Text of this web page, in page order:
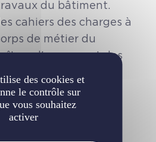
du bâtiment.
cahiers des charges à
de métier du
d'oeuvres et des
des cookies et
le contrôle sur
vous souhaitez
activer